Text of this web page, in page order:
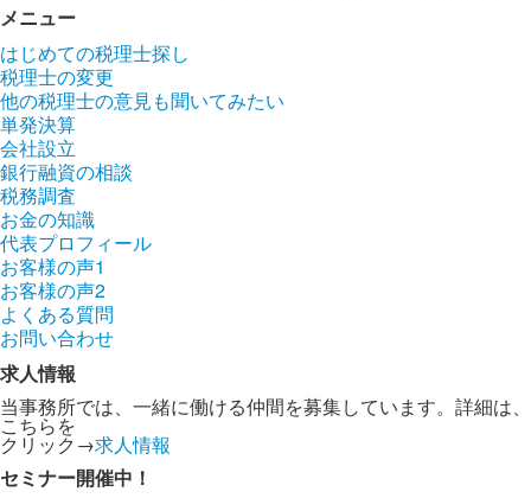
メニュー
はじめての税理士探し
税理士の変更
他の税理士の意見も聞いてみたい
単発決算
会社設立
銀行融資の相談
税務調査
お金の知識
代表プロフィール
お客様の声1
お客様の声2
よくある質問
お問い合わせ
求人情報
当事務所では、一緒に働ける仲間を募集しています。詳細は、
こちらを
クリック→求人情報
セミナー開催中！